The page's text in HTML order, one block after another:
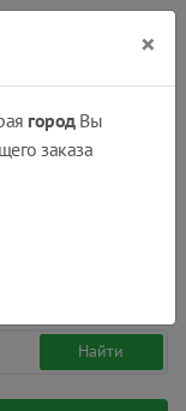
×
городВы
заказа